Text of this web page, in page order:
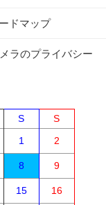
ドマップ
ラのプライバシー
S
S
1
2
8 9
15 16